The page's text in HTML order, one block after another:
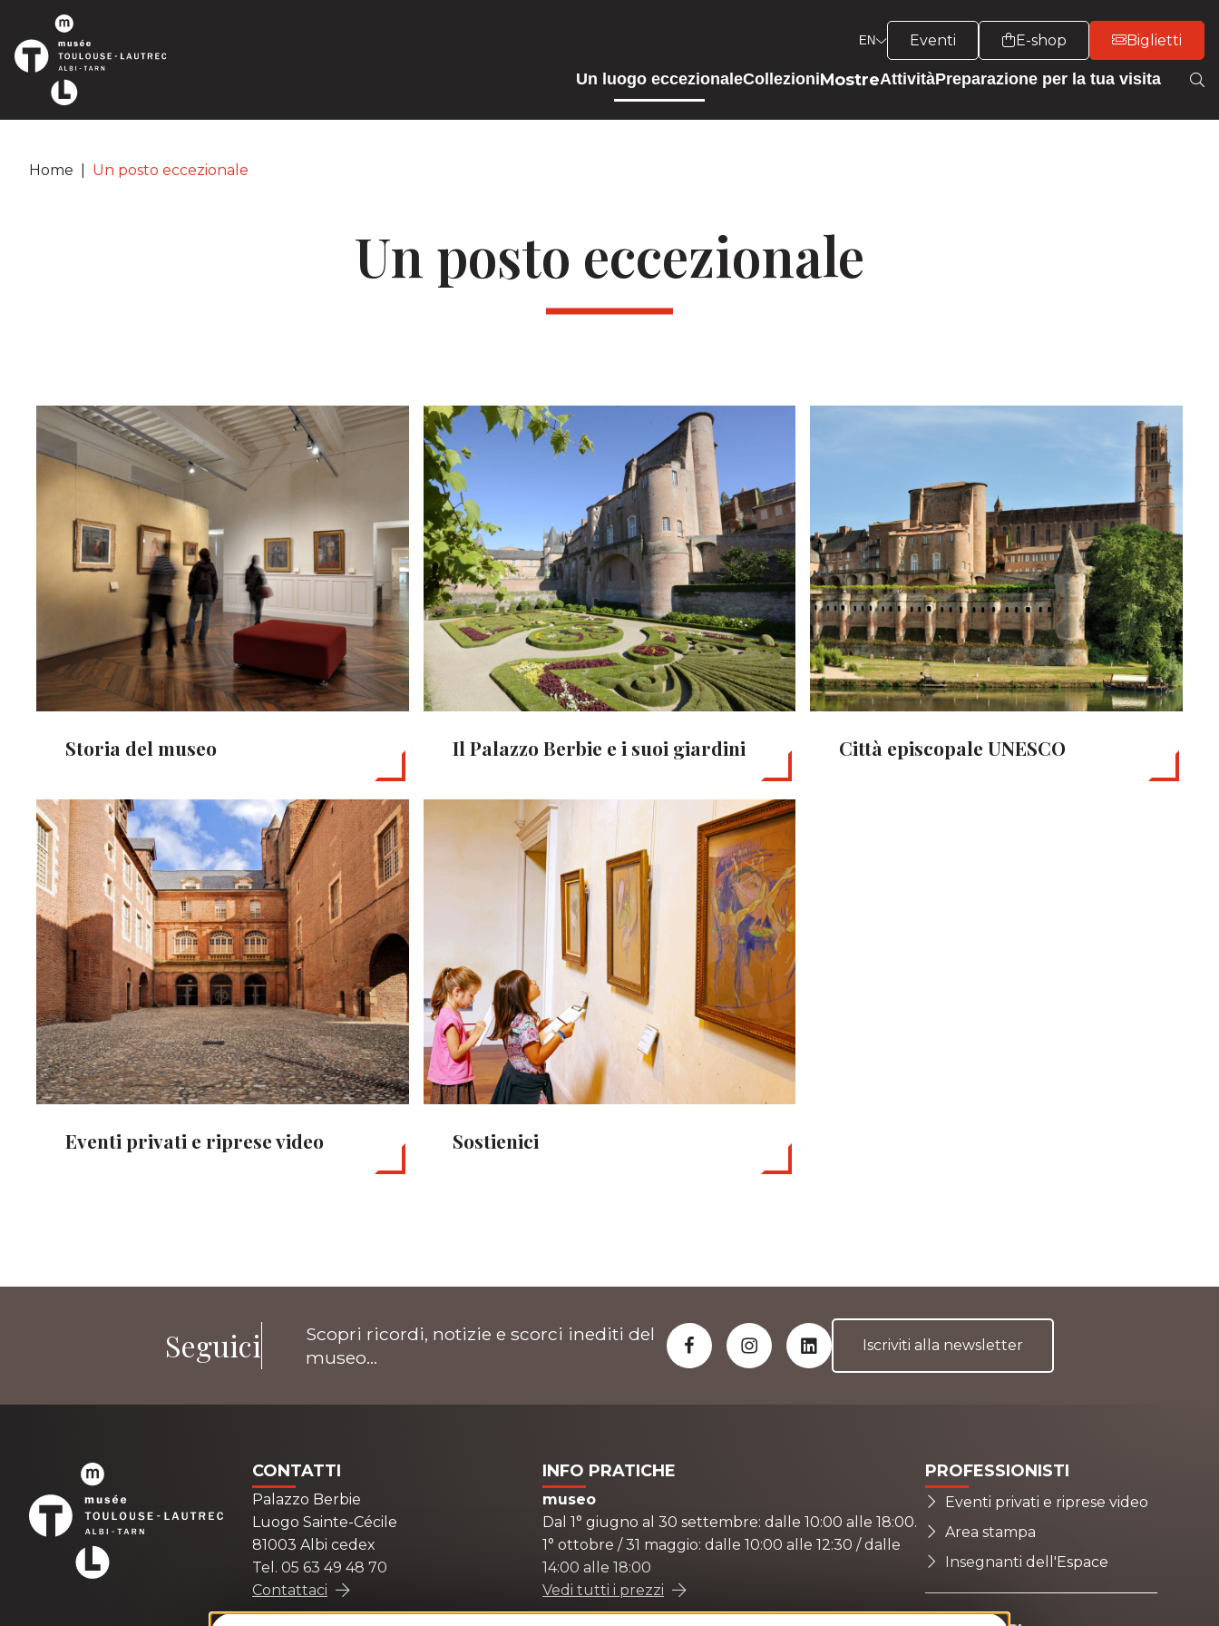
Pannello di gestione dei cookies
EN Eventi E-shop Biglietti
Un luogo eccezionaleCollezioniMostreAttivitàPreparazione per la tua visita
Home Un posto eccezionale
Un posto eccezionale
Storia del museo Il Palazzo Berbie e i suoi giardini Città episcopale UNESCO
Eventi privati ​​e riprese video Sostienici
Seguici
Scopri ricordi, notizie e scorci inediti del
museo...
Iscriviti alla newsletter
CONTATTI
Palazzo Berbie
Luogo Sainte-Cécile
81003 Albi cedex
Tel. 05 63 49 48 70
Contattaci
INFO PRATICHE
museo
Dal 1° giugno al 30 settembre: dalle 10:00 alle 18:00.
1° ottobre / 31 maggio: dalle 10:00 alle 12:30 / dalle
14:00 alle 18:00
Vedi tutti i prezzi
PROFESSIONISTI
Eventi privati ​​e riprese video
Area stampa
Insegnanti dell'Espace